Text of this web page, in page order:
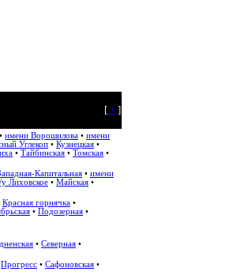
[ + ]
• имени Ворошилова • имени
Углекоп • Кузнецкая •
• Тайбинская • Томская •
Капитальная • имени
Лиховское • Майская •
Красная горнячка •
• Подозерная •
• Северная •
Прогресс • Сафоновская •